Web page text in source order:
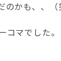
のかも、、（
コマでした。